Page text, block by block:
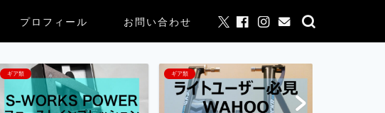
プロフィール お問い合わせ
ギア類 ギア類